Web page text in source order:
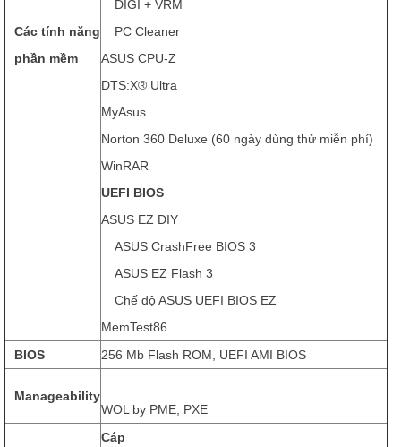
Các tính năng
phần mềm
DIGI + VRM
PC Cleaner
ASUS CPU-Z
DTS:X® Ultra
MyAsus
Norton 360 Deluxe (60 ngày dùng thử miễn phí)
WinRAR
UEFI BIOS
ASUS EZ DIY
ASUS CrashFree BIOS 3
ASUS EZ Flash 3
Chế độ ASUS UEFI BIOS EZ
MemTest86
BIOS
256 Mb Flash ROM, UEFI AMI BIOS
Manageability
WOL by PME, PXE
Cáp